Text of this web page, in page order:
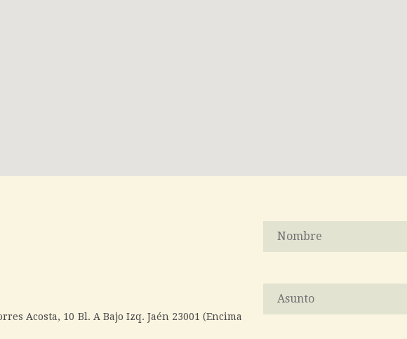
Acosta, 10 Bl. A Bajo Izq. Jaén 23001 (Encima